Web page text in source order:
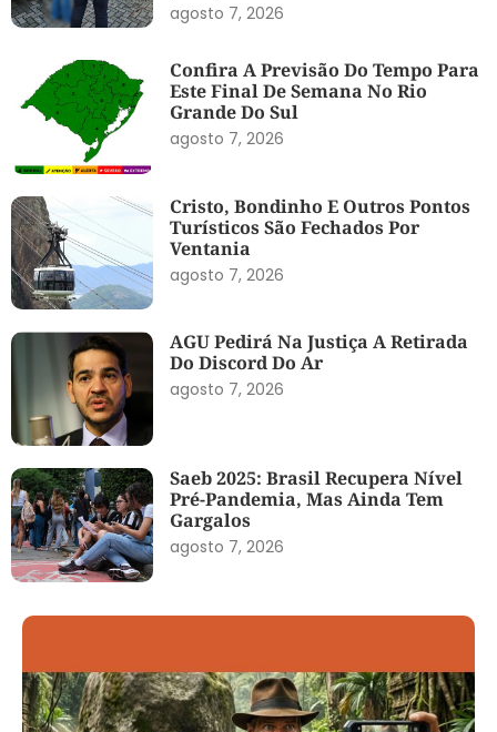
agosto 7, 2026
Confira A Previsão Do Tempo Para
Este Final De Semana No Rio
Grande Do Sul
agosto 7, 2026
Cristo, Bondinho E Outros Pontos
Turísticos São Fechados Por
Ventania
agosto 7, 2026
AGU Pedirá Na Justiça A Retirada
Do Discord Do Ar
agosto 7, 2026
Saeb 2025: Brasil Recupera Nível
Pré-Pandemia, Mas Ainda Tem
Gargalos
agosto 7, 2026